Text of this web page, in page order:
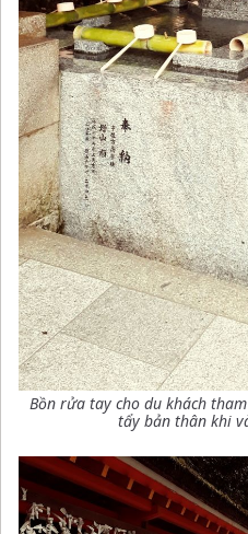
Bồn rửa tay cho du khách
tẩy bản thân khi